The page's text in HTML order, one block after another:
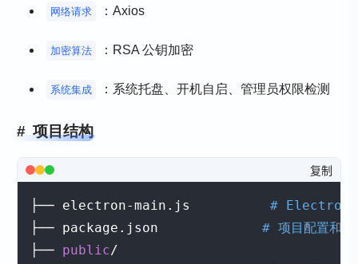
网络请求 ：Axios
加密算法 ：RSA 公钥加密
系统集成 ：系统托盘、开机自启、管理员权限检测
项目结构
复制
├── electron-main.js # Electron
├── package.json # 项目配置和依
├── public/